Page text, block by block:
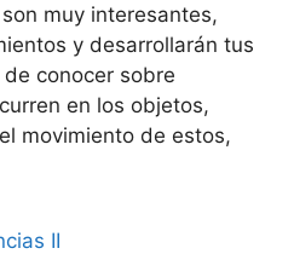
muy interesantes,
y desarrollarán tus
conocer sobre
en los objetos,
movimiento de estos,
II